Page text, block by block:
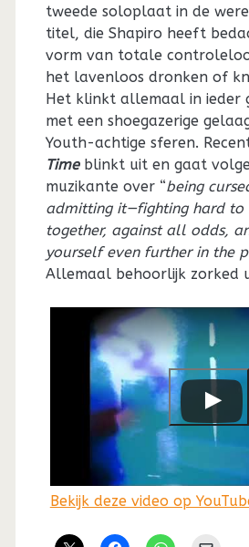
tweede soloplaat in de
titel, die Shapiro heeft
vorm van totale
het lavenloos dronken of
Het klinkt allemaal in ieder
met een shoegazerige
Youth-achtige sferen.
Timeblinkt uit en gaat
muzikante over “being
admitting it—fighting hard to
together, against all odds,
yourself even further in the
Allemaal behoorlijk zorked
Bekijk deze video op